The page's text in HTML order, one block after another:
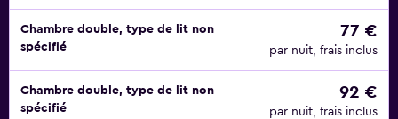
Chambre double, type de lit non
spécifié
77 €
par nuit, frais inclus
Chambre double, type de lit non
spécifié
92 €
par nuit, frais inclus